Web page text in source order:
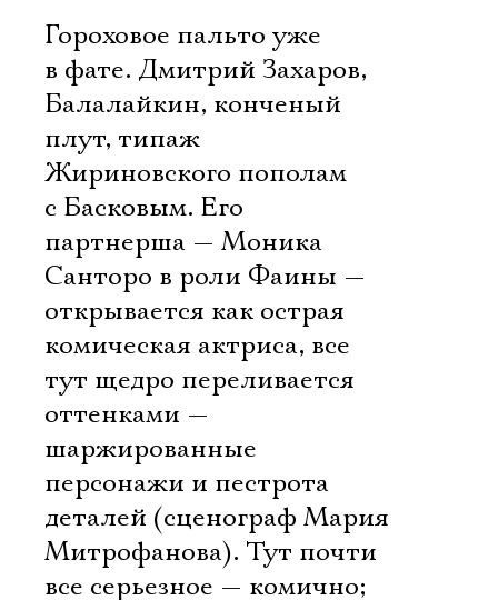
Гороховое пальто уже
в фате. Дмитрий Захаров,
Балалайкин, конченый
плут, типаж
Жириновского пополам
с Басковым. Его
партнерша — Моника
Санторо в роли Фаины —
открывается как острая
комическая актриса, все
тут щедро переливается
оттенками —
шаржированные
персонажи и пестрота
деталей (сценограф Мария
Митрофанова). Тут почти
все серьезное — комично;